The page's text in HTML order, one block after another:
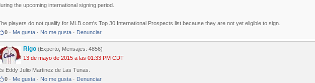
the upcoming international signing period.
players do not qualify for MLB.com's Top 30 International Prospects list because they are not yet eligible to sign.
0 · Me gusta · No me gusta · Denunciar
Rigo (Experto, Mensajes: 4856)
13 de mayo de 2015 a las 01:33 PM CDT
Eddy Julio Martinez de Las Tunas.
0 · Me gusta · No me gusta · Denunciar